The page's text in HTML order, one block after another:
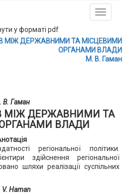
Toggle
МІЖ ДЕРЖАВНИМИ ТА МІСЦЕВИМИ
ОРГАНАМИ ВЛАДИ
М. В. Гаман
В. Гаман
МІЖ ДЕРЖАВНИМИ ТА
ВЛАДИ
регіональної політики.
здійснення регіональної
шляхи реалізації суспільних
V. Haman